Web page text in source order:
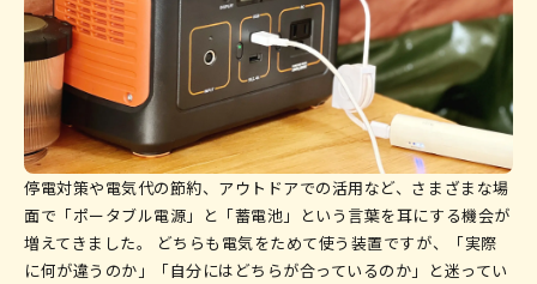
お役立ちコラム
会社概要
0120-019-600
受付時間9:00〜17:00 不定休
Webでお問い合わせ
停電対策や電気代の節約、アウトドアでの活用など、さまざまな場
面で「ポータブル電源」と「蓄電池」という言葉を耳にする機会が
増えてきました。 どちらも電気をためて使う装置ですが、「実際
に何が違うのか」「自分にはどちらが合っているのか」と迷ってい